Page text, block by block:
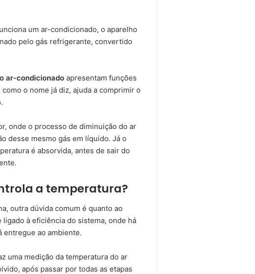
um ar-condicionado, o aparelho
pelo gás refrigerante, convertido
ar-condicionado apresentam funções
o nome já diz, ajuda a comprimir o
onde o processo de diminuição do ar
desse mesmo gás em líquido. Já o
é absorvida, antes de sair do
a temperatura?
outra dúvida comum é quanto ao
à eficiência do sistema, onde há
entregue ao ambiente.
uma medição da temperatura do ar
após passar por todas as etapas